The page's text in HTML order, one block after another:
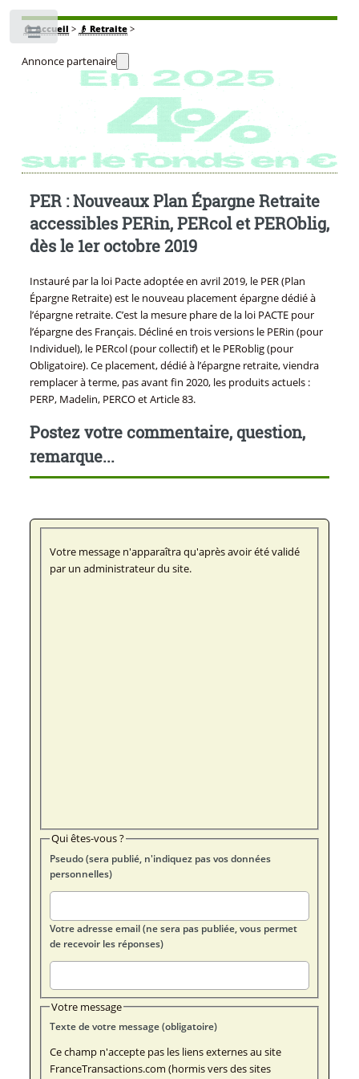
🏠Accueil > 👴 Retraite>
Annonce partenaire
PER : Nouveaux Plan Épargne Retraite
accessibles PERin, PERcol et PEROblig,
dès le 1er octobre 2019
Instauré par la loi Pacte adoptée en avril 2019, le PER (Plan
Épargne Retraite) est le nouveau placement épargne dédié à
l’épargne retraite. C’est la mesure phare de la loi PACTE pour
l’épargne des Français. Décliné en trois versions le PERin (pour
Individuel), le PERcol (pour collectif) et le PERoblig (pour
Obligatoire). Ce placement, dédié à l’épargne retraite, viendra
remplacer à terme, pas avant fin 2020, les produits actuels :
PERP, Madelin, PERCO et Article 83.
Postez votre commentaire, question,
remarque...
Votre message n'apparaîtra qu'après avoir été validé
par un administrateur du site.
Qui êtes-vous ?
Pseudo (sera publié, n'indiquez pas vos données
personnelles)
Votre adresse email (ne sera pas publiée, vous permet
de recevoir les réponses)
Votre message
Texte de votre message (obligatoire)
Ce champ n'accepte pas les liens externes au site
FranceTransactions.com (hormis vers des sites
Toggle